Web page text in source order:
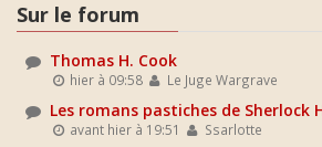
Sur le forum
Thomas H. Cook
hier à 09:58 Le Juge Wargrave
Les romans pastiches de Sherlock
avant hier à 19:51 Ssarlotte